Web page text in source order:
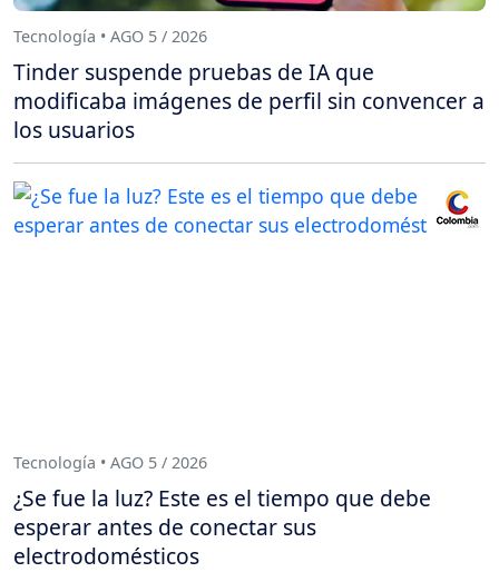
Tecnología • AGO 5 / 2026
Tinder suspende pruebas de IA que
modificaba imágenes de perfil sin convencer a
los usuarios
Tecnología • AGO 5 / 2026
¿Se fue la luz? Este es el tiempo que debe
esperar antes de conectar sus
electrodomésticos